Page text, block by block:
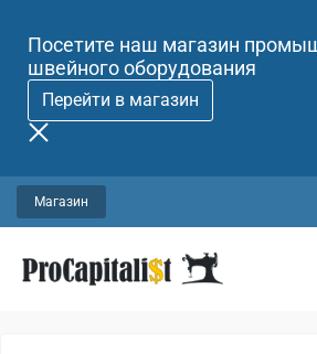
Посетите наш магазин
швейного оборудования
Перейти в магазин
Магазин